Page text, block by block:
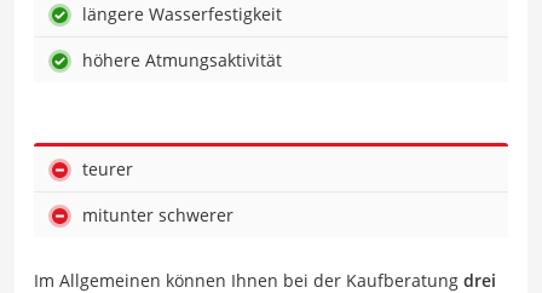
längere Wasserfestigkeit
höhere Atmungsaktivität
teurer
mitunter schwerer
Im Allgemeinen können Ihnen bei der Kaufberatung drei